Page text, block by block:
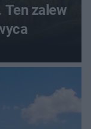
Ten zalew